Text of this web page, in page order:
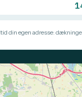
din egen adresse: